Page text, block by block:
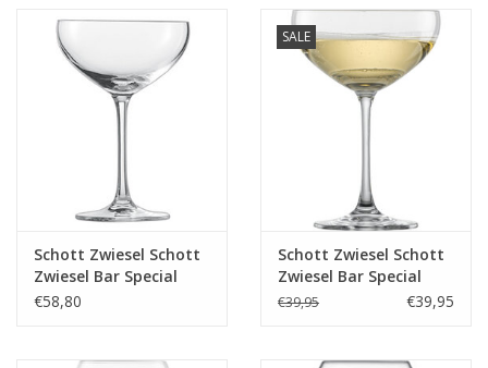
Schott Zwiesel Schott
Zwiesel Bar Special
Champagnecoupe 8 -
€58,80
SALE
Schott Zwiesel Schott
Zwiesel Bar Special
Champagnecoupe 8 -
€39,95 €39,95